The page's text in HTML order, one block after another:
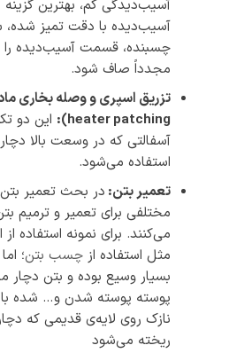
آسیب‌دیدگی کم، بهترین
آسیب‌دیده با دقت تمیز شده،
چسبنده، قسمت آسیب‌دیده را
مجدداً صاف شود.
تزریق اسپری و وصله بخاری
heater patching
): این دو
آسفالتی که در وسعت بالا
استفاده می‌شود.
تعمیر بتن: در بحث تعمیر
مختلفی برای تعمیر و ترمیم
می‌کنند. برای نمونه استفاده
مثل استفاده ازچسب بتن؛
بسیار وسیع بوده و بتن دچار
پوسته پوسته شدن و… شده
نازک روی لایه‌ی قدیمی که
ریخته می‌شود